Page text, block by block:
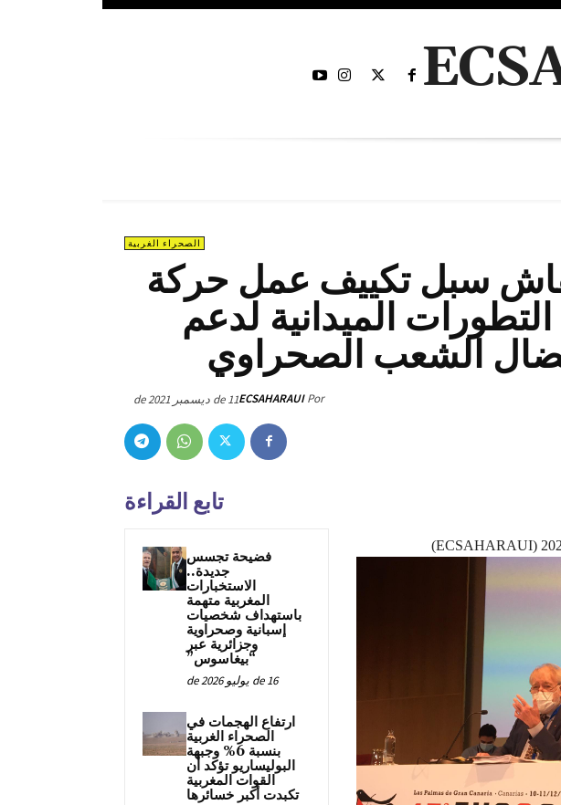
الصحراء الغربية
45 : نقاش سبل تكييف عمل حركة
الميدانية لدعم
الشعب الصحراوي
Por
ECSAHARAUI11 de ديسمبر de 2021
تابع القراءة
فضيحة تجسس
جديدة..
الاستخبارات
المغربية متهمة
باستهداف شخصيات
إسبانية وصحراوية
وجزائرية عبر
“بيغاسوس”
16 de يوليو de 2026
ارتفاع الهجمات في
الصحراء الغربية
بنسبة 6% وجبهة
البوليساريو تؤكد أن
القوات المغربية
تكبدت أكبر خسائرها